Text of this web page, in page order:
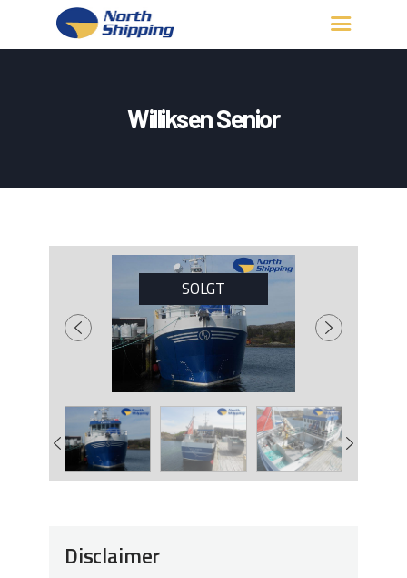
Williksen Senior
OM OSS
KONTAKT OSS
SOLGT
Disclaimer